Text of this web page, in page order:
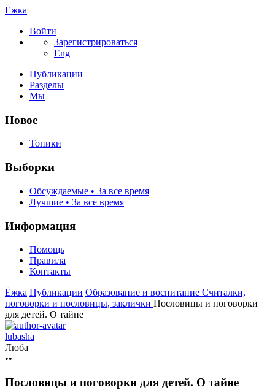
Ёжка
Войти
Зарегистрироваться
Eng
Публикации
Разделы
Мы
Новое
Топики
Выборки
Обсуждаемые • За все время
Лучшие • За все время
Информация
Помощь
Правила
Контакты
Ёжка Публикации Образование и воспитание Считалки,
поговорки и пословицы, заклички Пословицы и поговорки
для детей. О тайне
lubasha
Люба
••
Пословицы и поговорки для детей. О тайне